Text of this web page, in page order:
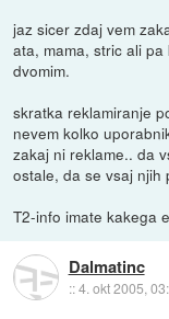
jaz sicer zdaj vem
ata, mama, stric ali
dvomim.
skratka reklamiranje
nevem kolko
zakaj ni reklame.. da
ostale, da se vsaj njih
T2-info imate kakega
Dalmatinc
::4. okt 2005,